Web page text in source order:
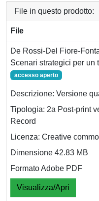
File in questo prodotto:
File
De Rossi-Del Fiore-
Scenari strategici per un
accesso aperto
Descrizione: Versione
Tipologia: 2a Post-print
Record
Licenza: Creative
Dimensione 42.83 MB
Formato Adobe PDF
Visualizza/Apri